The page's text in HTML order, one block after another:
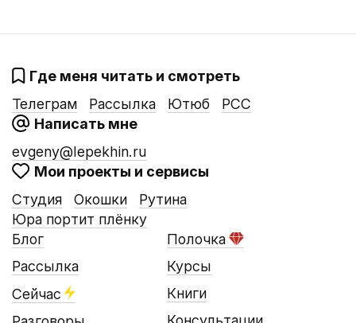
Где меня читать и смотреть
Телеграм
Рассылка Ютюб
РСС
Написать мне
evgeny@lepekhin.ru
Мои проекты и сервисы
Студия
Окошки
Юра портит плёнку
Рутина
Блог
Рассылка
Сейчас
Полочка
Курсы
Книги